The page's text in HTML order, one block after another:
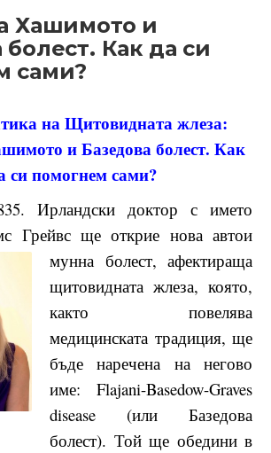
Хашимото и
болест. Как да си
сами?
на Щитовидната жлеза:
и Базедова болест. Как
си помогнем сами?
Ирландски доктор с името
Грейвс ще открие нова автои
мунна болест, афектираща
щитовидната жлеза, която,
както повелява
медицинската традиция, ще
бъде наречена на негово
име: Flajani-Basedow-Graves
disease (или Базедова
болест). Той ще обедини в